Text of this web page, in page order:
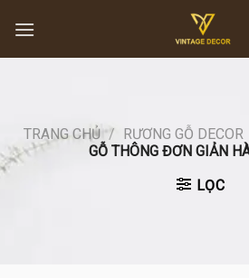
content
TRANG CHỦ / RƯƠNG GỖ DECOR
GỖ THÔNG ĐƠN GIẢN
LỌC